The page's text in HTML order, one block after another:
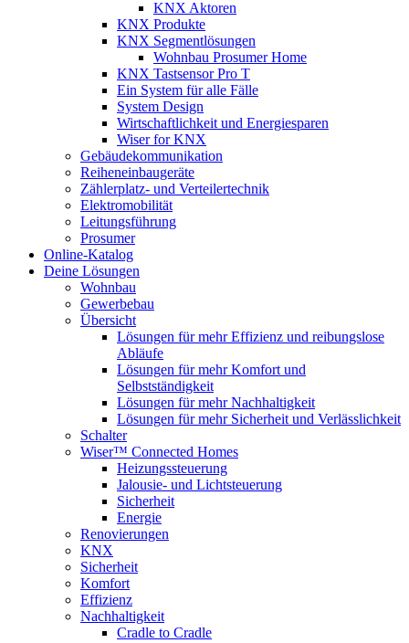
KNX Aktoren
KNX Produkte
KNX Segmentlösungen
Wohnbau Prosumer Home
KNX Tastsensor Pro T
Ein System für alle Fälle
System Design
Wirtschaftlichkeit und Energiesparen
Wiser for KNX
Gebäudekommunikation
Reiheneinbaugeräte
Zählerplatz- und Verteilertechnik
Elektromobilität
Leitungsführung
Prosumer
Online-Katalog
Deine Lösungen
Wohnbau
Gewerbebau
Übersicht
Lösungen für mehr Effizienz und reibungslose
Abläufe
Lösungen für mehr Komfort und
Selbstständigkeit
Lösungen für mehr Nachhaltigkeit
Lösungen für mehr Sicherheit und Verlässlichkeit
Schalter
Wiser™ Connected Homes
Heizungssteuerung
Jalousie- und Lichtsteuerung
Sicherheit
Energie
Renovierungen
KNX
Sicherheit
Komfort
Effizienz
Nachhaltigkeit
Cradle to Cradle